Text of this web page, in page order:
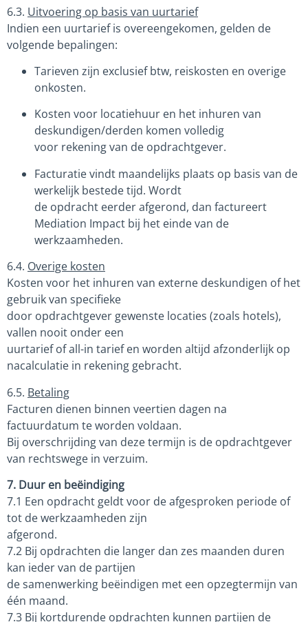
6.3. Uitvoering op basis van uurtarief
Indien een uurtarief is overeengekomen, gelden de
volgende bepalingen:
Tarieven zijn exclusief btw, reiskosten en overige
onkosten.
Kosten voor locatiehuur en het inhuren van
deskundigen/derden komen volledig
voor rekening van de opdrachtgever.
Facturatie vindt maandelijks plaats op basis van de
werkelijk bestede tijd. Wordt
de opdracht eerder afgerond, dan factureert
Mediation Impact bij het einde van de
werkzaamheden.
6.4. Overige kosten
Kosten voor het inhuren van externe deskundigen of het
gebruik van specifieke
door opdrachtgever gewenste locaties (zoals hotels),
vallen nooit onder een
uurtarief of all-in tarief en worden altijd afzonderlijk op
nacalculatie in rekening gebracht.
6.5. Betaling
Facturen dienen binnen veertien dagen na
factuurdatum te worden voldaan.
Bij overschrijding van deze termijn is de opdrachtgever
van rechtswege in verzuim.
7. Duur en beëindiging
7.1 Een opdracht geldt voor de afgesproken periode of
tot de werkzaamheden zijn
afgerond.
7.2 Bij opdrachten die langer dan zes maanden duren
kan ieder van de partijen
de samenwerking beëindigen met een opzegtermijn van
één maand.
7.3 Bij kortdurende opdrachten kunnen partijen de